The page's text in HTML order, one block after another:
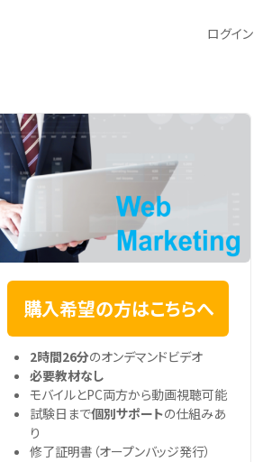
ログイン
購入希望の方はこちらへ
2時間26分のオンデマンドビデオ
必要教材なし
モバイルとPC両方から動画視聴可能
試験日まで個別サポートの仕組みあ
り
修了証明書（オープンバッジ発行）